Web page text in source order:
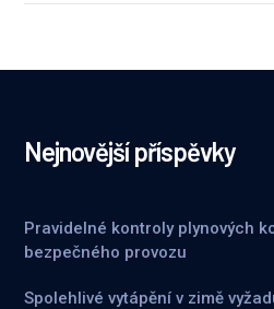
Nejnovější příspěvky
Pravidelné kontroly plynových
bezpečného provozu
Spolehlivé vytápění v zimě